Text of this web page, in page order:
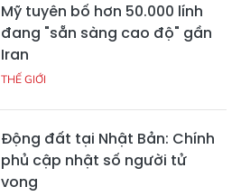
Mỹ tuyên bố hơn 50.000 lính
đang "sẵn sàng cao độ" gần
Iran
THẾ GIỚI
Động đất tại Nhật Bản: Chính
phủ cập nhật số người tử
vong